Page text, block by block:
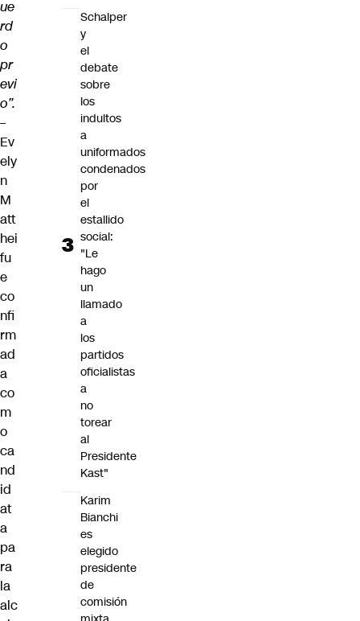
ue
rd
o
pr
evi
o”.
–
Ev
ely
n
M
att
hei
fu
e
co
nfi
rm
ad
a
co
m
o
ca
nd
id
at
a
pa
ra
la
alc
Schalper
y
el
debate
sobre
los
indultos
a
uniformados
condenados
por
el
estallido
social:
"Le
hago
un
llamado
a
los
partidos
oficialistas
a
no
torear
al
Presidente
Kast"
Karim
Bianchi
es
elegido
presidente
de
comisión